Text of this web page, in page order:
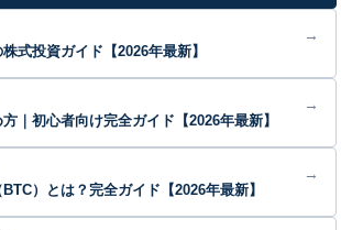
式投資ガイド【2026年最新】
→
｜初心者向け完全ガイド【2026年最新】
→
）とは？完全ガイド【2026年最新】
→